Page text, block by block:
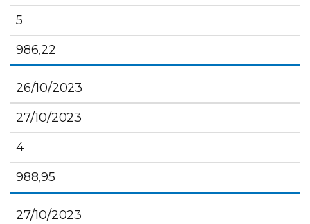
5
986,22
26/10/2023
27/10/2023
4
988,95
27/10/2023